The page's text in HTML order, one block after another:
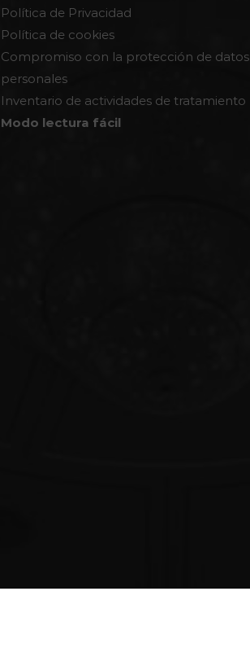
Política de Privacidad
Política de cookies
Compromiso con la protección de datos
personales
Inventario de actividades de tratamiento
Modo lectura fácil